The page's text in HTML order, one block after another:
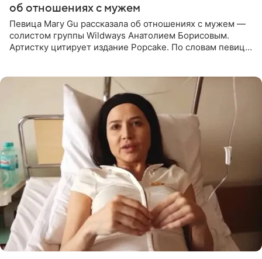
об отношениях с мужем
Певица Mary Gu рассказала об отношениях с мужем —
солистом группы Wildways Анатолием Борисовым.
Артистку цитирует издание Popcake. По словам певицы,